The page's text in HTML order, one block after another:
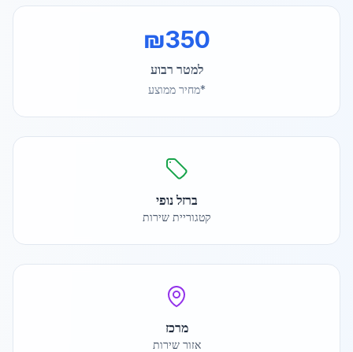
₪350
למטר רבוע
*מחיר ממוצע
ברזל נופי
קטגוריית שירות
מרכז
אזור שירות